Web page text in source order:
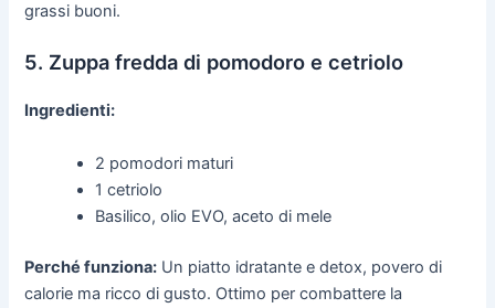
grassi buoni.
5. Zuppa fredda di pomodoro e cetriolo
Ingredienti:
2 pomodori maturi
1 cetriolo
Basilico, olio EVO, aceto di mele
Perché funziona: Un piatto idratante e detox, povero di
calorie ma ricco di gusto. Ottimo per combattere la